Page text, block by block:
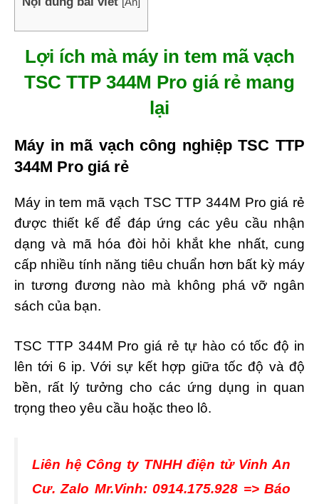
Lợi ích mà máy in tem mã vạch
TSC TTP 344M Pro giá rẻ mang
lại
Máy in mã vạch công nghiệp TSC TTP
344M Pro giá rẻ
Máy in tem mã vạch TSC TTP 344M Pro giá rẻ
được thiết kế để đáp ứng các yêu cầu nhận
dạng và mã hóa đòi hỏi khắt khe nhất, cung
cấp nhiều tính năng tiêu chuẩn hơn bất kỳ máy
in tương đương nào mà không phá vỡ ngân
sách của bạn.
TSC TTP 344M Pro giá rẻ tự hào có tốc độ in
lên tới 6 ip. Với sự kết hợp giữa tốc độ và độ
bền, rất lý tưởng cho các ứng dụng in quan
trọng theo yêu cầu hoặc theo lô.
Liên hệ Công ty TNHH điện tử Vinh An
Cư. Zalo Mr.Vinh: 0914.175.928 => Báo